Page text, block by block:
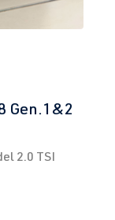
Gen.1&2
2.0 TSI